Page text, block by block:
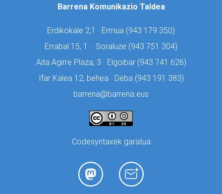
Barrena Komunikazio Taldea
Erdikokale 2,1 · Ermua (943 179 350)
Errabal 15, 1. · Soraluze (943 751 304)
Aita Agirre Plaza, 3 · Elgoibar (943 741 626)
Ifar Kalea 12, behea · Deba (943 191 383)
barrena@barrena.eus
Codesyntaxek garatua